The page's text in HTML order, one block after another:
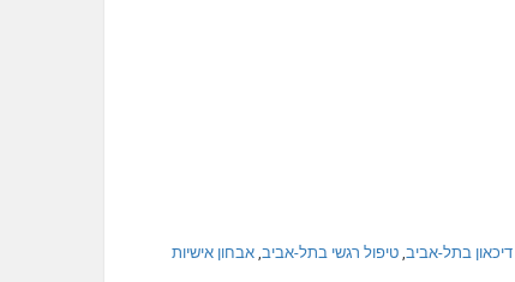
דיכאון בתל-אביב, טיפול רגשי בתל-אביב, אבחון אישיות